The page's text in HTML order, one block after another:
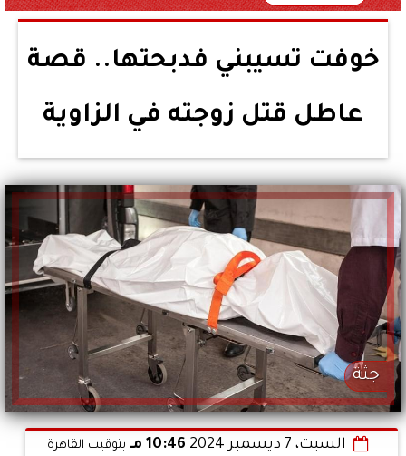
خوفت تسيبني فدبحتها.. قصة
عاطل قتل زوجته في الزاوية
جثة
السبت، 7 ديسمبر 2024 10:46 مـ بتوقيت القاهرة